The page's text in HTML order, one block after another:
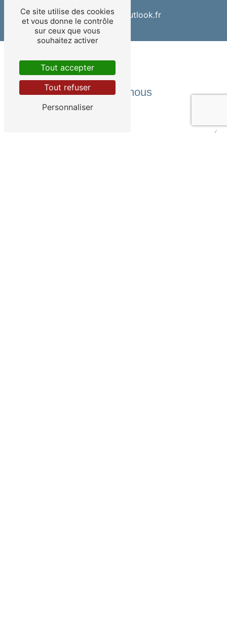
teampiscines@outlook.fr
Contactez-nous
Ce site utilise des cookies
et vous donne le contrôle
sur ceux que vous
souhaitez activer
Tout accepter
Tout refuser
Personnaliser